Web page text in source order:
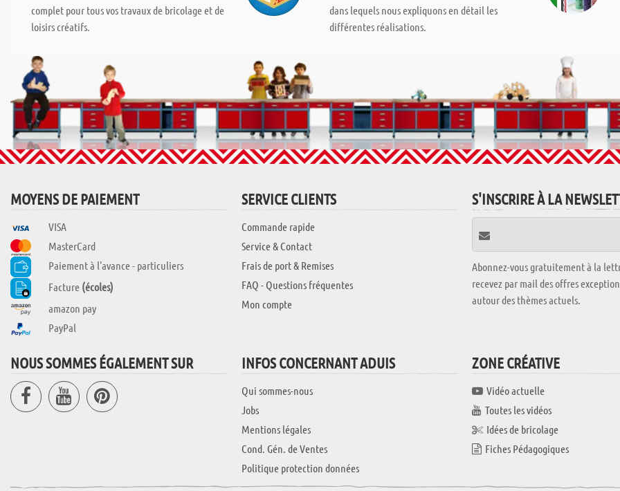
complet pour tous vos travaux de bricolage et de
loisirs créatifs.
dans lequels nous expliquons en détail les
différentes réalisations.
MOYENS DE PAIEMENT
VISA
MasterCard
Paiement à l'avance - particuliers
Facture (écoles)
amazon pay
PayPal
SERVICE CLIENTS
Commande rapide
Service & Contact
Frais de port & Remises
FAQ - Questions fréquentes
Mon compte
S'INSCRIRE À LA
Abonnez-vous gratuitement à la
recevez par mail des offres
autour des thèmes actuels.
NOUS SOMMES ÉGALEMENT SUR INFOS CONCERNANT ADUIS
Qui sommes-nous
Jobs
Mentions légales
Cond. Gén. de Ventes
Politique protection données
ZONE CRÉATIVE
Vidéo actuelle
Toutes les vidéos
Idées de bricolage
Fiches Pédagogiques